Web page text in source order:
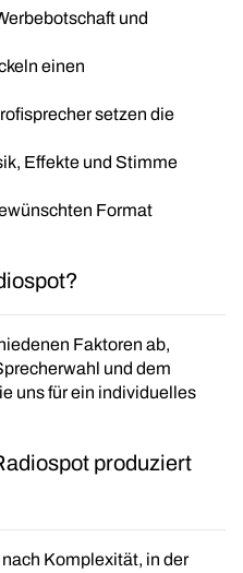
und
einen
setzen die
Effekte und Stimme
Format
Faktoren ab,
und dem
uns für ein individuelles
produziert
Komplexität, in der